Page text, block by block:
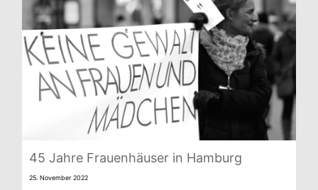
45 Jahre Frau­en­häu­ser in Hamburg
25. Novem­ber 2022